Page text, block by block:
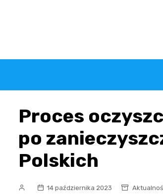
Proces
po
Polskich
14 października 2023